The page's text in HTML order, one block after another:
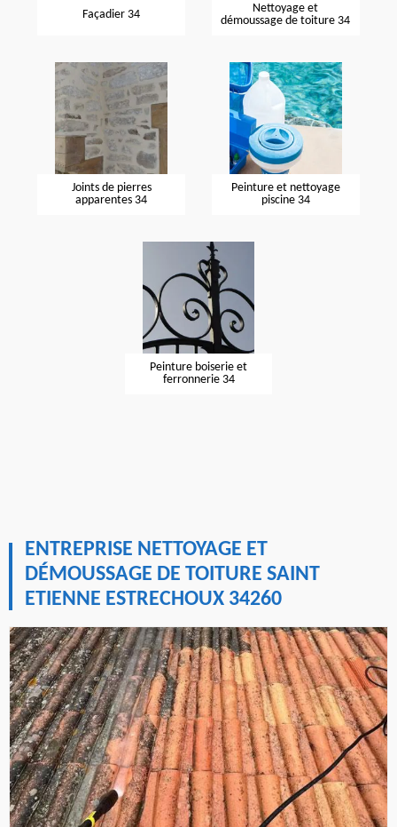
Façadier 34
Nettoyage et
démoussage de toiture 34
Joints de pierres
apparentes 34
Peinture et nettoyage
piscine 34
Peinture boiserie et
ferronnerie 34
ENTREPRISE NETTOYAGE ET
DÉMOUSSAGE DE TOITURE SAINT
ETIENNE ESTRECHOUX 34260